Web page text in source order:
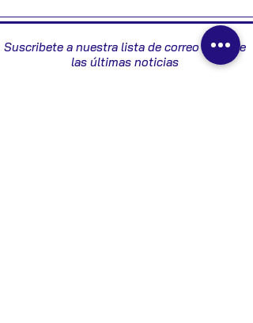
Suscribete a nuestra lista de correo y recibe
las últimas noticias